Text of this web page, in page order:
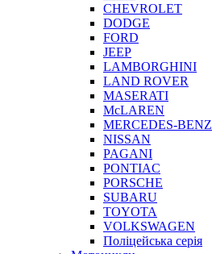
CHEVROLET
DODGE
FORD
JEEP
LAMBORGHINI
LAND ROVER
MASERATI
McLAREN
MERCEDES-BENZ
NISSAN
PAGANI
PONTIAC
PORSCHE
SUBARU
TOYOTA
VOLKSWAGEN
Поліцейська серія